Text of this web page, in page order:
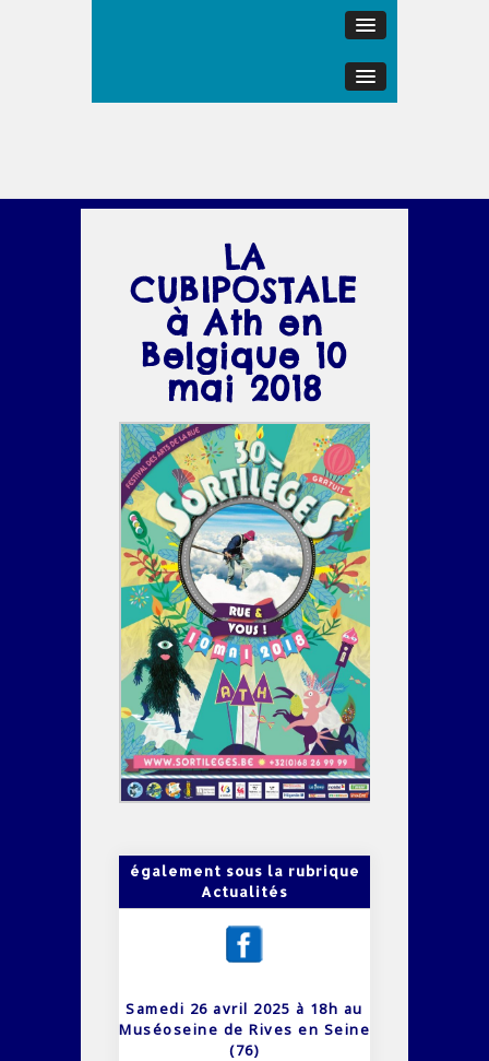
LA
CUBIPOSTALE
à Ath en
Belgique 10
mai 2018
également sous la rubrique
Actualités
Samedi 26 avril 2025 à 18h au
Muséoseine de Rives en Seine
(76)